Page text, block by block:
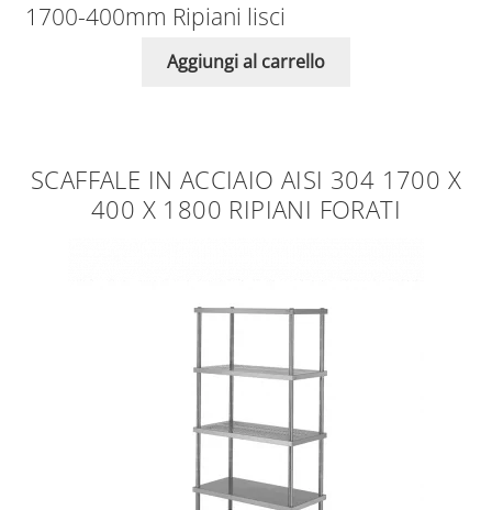
1700-400mm Ripiani lisci
Aggiungi al carrello
SCAFFALE IN ACCIAIO AISI 304 1700 X
400 X 1800 RIPIANI FORATI